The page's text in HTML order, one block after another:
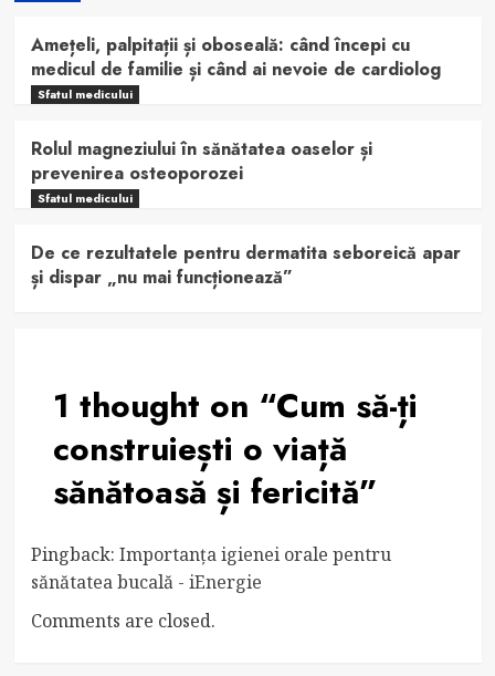
Amețeli, palpitații și oboseală: când începi cu
medicul de familie și când ai nevoie de cardiolog
Sfatul medicului
Rolul magneziului în sănătatea oaselor și
prevenirea osteoporozei
Sfatul medicului
De ce rezultatele pentru dermatita seboreică apar
și dispar „nu mai funcționează”
1 thought on “Cum să-ți
construiești o viață
sănătoasă și fericită”
Pingback: Importanța igienei orale pentru
sănătatea bucală - iEnergie
Comments are closed.